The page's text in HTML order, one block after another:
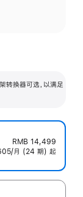
换器可选，以满足
RMB 14,499
月 (24 期) 起